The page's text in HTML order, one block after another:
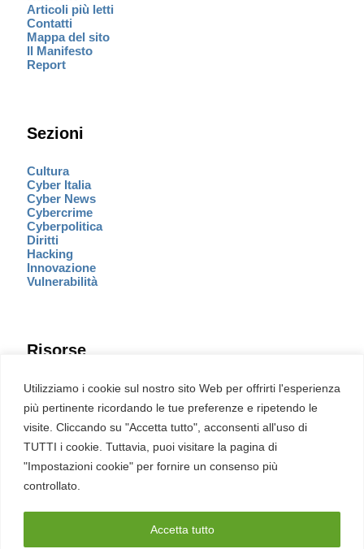
Utilizziamo i cookie sul nostro sito Web per offrirti l'esperienza
più pertinente ricordando le tue preferenze e ripetendo le
visite. Cliccando su "Accetta tutto", acconsenti all'uso di
TUTTI i cookie. Tuttavia, puoi visitare la pagina di
"Impostazioni cookie" per fornire un consenso più
controllato.
Accetta tutto
Articoli più letti
Contatti
Mappa del sito
Il Manifesto
Report
Sezioni
Cultura
Cyber Italia
Cyber News
Cybercrime
Cyberpolitica
Diritti
Hacking
Innovazione
Vulnerabilità
Risorse
Eventi
Fumetto Cyber
Newsletter
Servizi
Pubblicità
English
Ultime CVE critiche